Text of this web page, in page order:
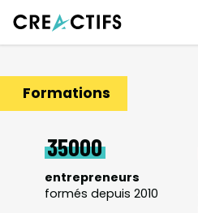
Formations
35000
entrepreneurs
formés depuis 2010